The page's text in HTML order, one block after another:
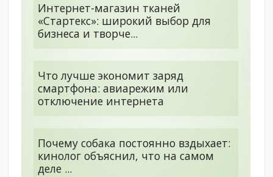
Интернет-магазин тканей
«Стартекс»: широкий выбор для
бизнеса и творче...
Что лучше экономит заряд
смартфона: авиарежим или
отключение интернета
Почему собака постоянно вздыхает:
кинолог объяснил, что на самом
деле ...